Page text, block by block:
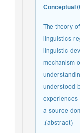
Conceptual
The theory
linguistics
linguistic
a source
(abstract).